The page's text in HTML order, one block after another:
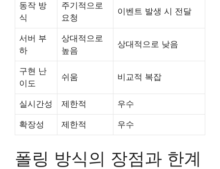
동작 방
식
주기적으로
요청
이벤트 발생 시 전달
서버 부
하
상대적으로
높음
상대적으로 낮음
구현 난
이도
쉬움 비교적 복잡
실시간성 제한적 우수
확장성 제한적 우수
폴링 방식의 장점과 한계